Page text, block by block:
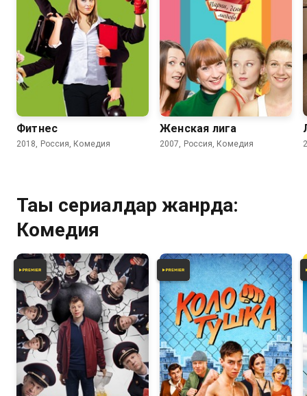
Фитнес
2018, Россия, Комедия
4.2 3.7
Женская лига
2007, Россия, Комедия
Тағы сериалдар жанрда:
Комедия